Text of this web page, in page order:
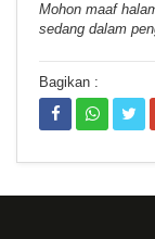
Mohon maaf
sedang dalam
Bagikan :